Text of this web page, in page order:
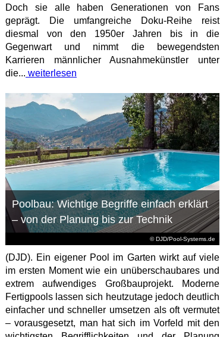
Doch sie alle haben Generationen von Fans
geprägt. Die umfangreiche Doku-Reihe reist
diesmal von den 1950er Jahren bis in die
Gegenwart und nimmt die bewegendsten
Karrieren männlicher Ausnahmekünstler unter
die... weiterlesen
© DJD/Pool-Systems.de
Poolbau: Wichtige Begriffe einfach erklärt
– von der Planung bis zur Technik
(DJD). Ein eigener Pool im Garten wirkt auf viele
im ersten Moment wie ein unüberschaubares und
extrem aufwendiges Großbauprojekt. Moderne
Fertigpools lassen sich heutzutage jedoch deutlich
einfacher und schneller umsetzen als oft vermutet
– vorausgesetzt, man hat sich im Vorfeld mit den